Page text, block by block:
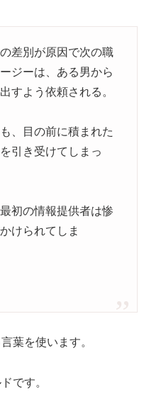
差別が原因で次の職
ジーは、ある男から
すよう依頼される。
、目の前に積まれた
引き受けてしまっ
初の情報提供者は惨
けられてしま
葉を使います。
です。